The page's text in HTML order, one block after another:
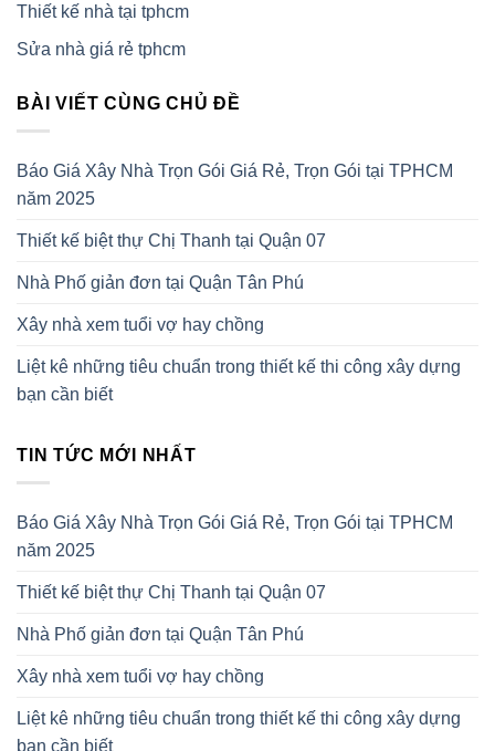
Thiết kế nhà tại tphcm
Sửa nhà giá rẻ tphcm
BÀI VIẾT CÙNG CHỦ ĐỀ
Báo Giá Xây Nhà Trọn Gói Giá Rẻ, Trọn Gói tại TPHCM
năm 2025
Thiết kế biệt thự Chị Thanh tại Quận 07
Nhà Phố giản đơn tại Quận Tân Phú
Xây nhà xem tuổi vợ hay chồng
Liệt kê những tiêu chuẩn trong thiết kế thi công xây dựng
bạn cần biết
TIN TỨC MỚI NHẤT
Báo Giá Xây Nhà Trọn Gói Giá Rẻ, Trọn Gói tại TPHCM
năm 2025
Thiết kế biệt thự Chị Thanh tại Quận 07
Nhà Phố giản đơn tại Quận Tân Phú
Xây nhà xem tuổi vợ hay chồng
Liệt kê những tiêu chuẩn trong thiết kế thi công xây dựng
bạn cần biết